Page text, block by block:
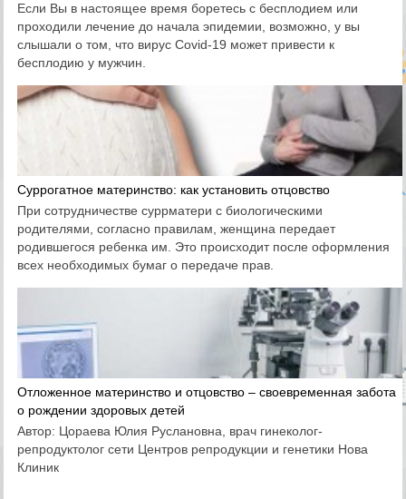
Если Вы в настоящее время боретесь с бесплодием или
проходили лечение до начала эпидемии, возможно, у вы
слышали о том, что вирус Covid-19 может привести к
бесплодию у мужчин.
Суррогатное материнство: как установить отцовство
При сотрудничестве суррматери с биологическими
родителями, согласно правилам, женщина передает
родившегося ребенка им. Это происходит после оформления
всех необходимых бумаг о передаче прав.
Отложенное материнство и отцовство – своевременная забота
о рождении здоровых детей
Автор: Цораева Юлия Руслановна, врач гинеколог-
репродуктолог сети Центров репродукции и генетики Нова
Клиник